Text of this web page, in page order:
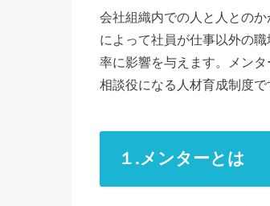
会社組織内での人と人との
によって社員が仕事以外の
率に影響を与えます。メン
相談役になる人材育成制度で
１.メンターとは